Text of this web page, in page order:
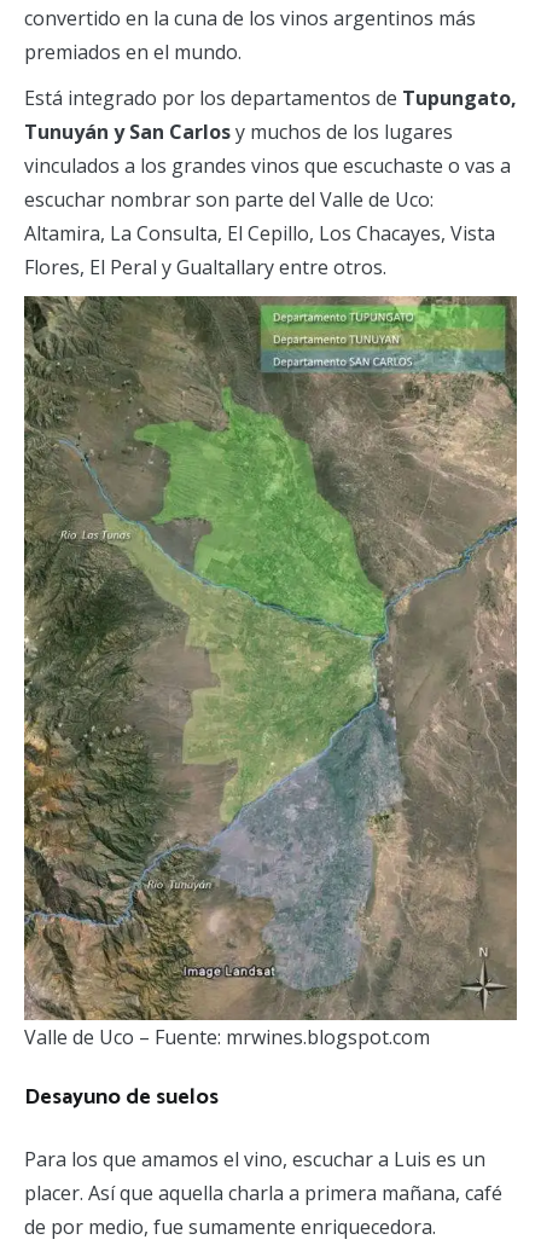
convertido en la cuna de los vinos argentinos más
premiados en el mundo.
Está integrado por los departamentos de Tupungato,
Tunuyán y San Carlosy muchos de los lugares
vinculados a los grandes vinos que escuchaste o vas a
escuchar nombrar son parte del Valle de Uco:
Altamira, La Consulta, El Cepillo, Los Chacayes, Vista
Flores, El Peral y Gualtallary entre otros.
Valle de Uco – Fuente: mrwines.blogspot.com
Desayuno de suelos
Para los que amamos el vino, escuchar a Luis es un
placer. Así que aquella charla a primera mañana, café
de por medio, fue sumamente enriquecedora.